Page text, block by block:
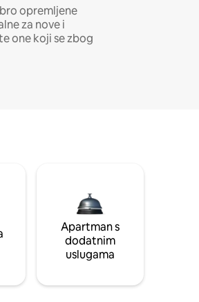
opremljene
za nove i
one koji se zbog
Apartman s
dodatnim
uslugama